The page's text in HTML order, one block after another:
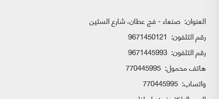
العنوان: صنعاء - فج عطان، شارع الستين
رقم التلفون: 9671450121
رقم التلفون: 9671445993
هاتف محمول: 770445995
واتساب: